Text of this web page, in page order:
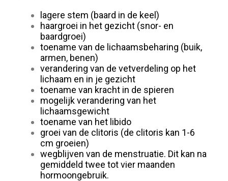
lagere stem (baard in de keel)
haargroei in het gezicht (snor- en
baardgroei)
toename van de lichaamsbeharing (buik,
armen, benen)
verandering van de vetverdeling op het
lichaam en in je gezicht
toename van kracht in de spieren
mogelijk verandering van het
lichaamsgewicht
toename van het libido
groei van de clitoris (de clitoris kan 1-6
cm groeien)
wegblijven van de menstruatie. Dit kan na
gemiddeld twee tot vier maanden
hormoongebruik.